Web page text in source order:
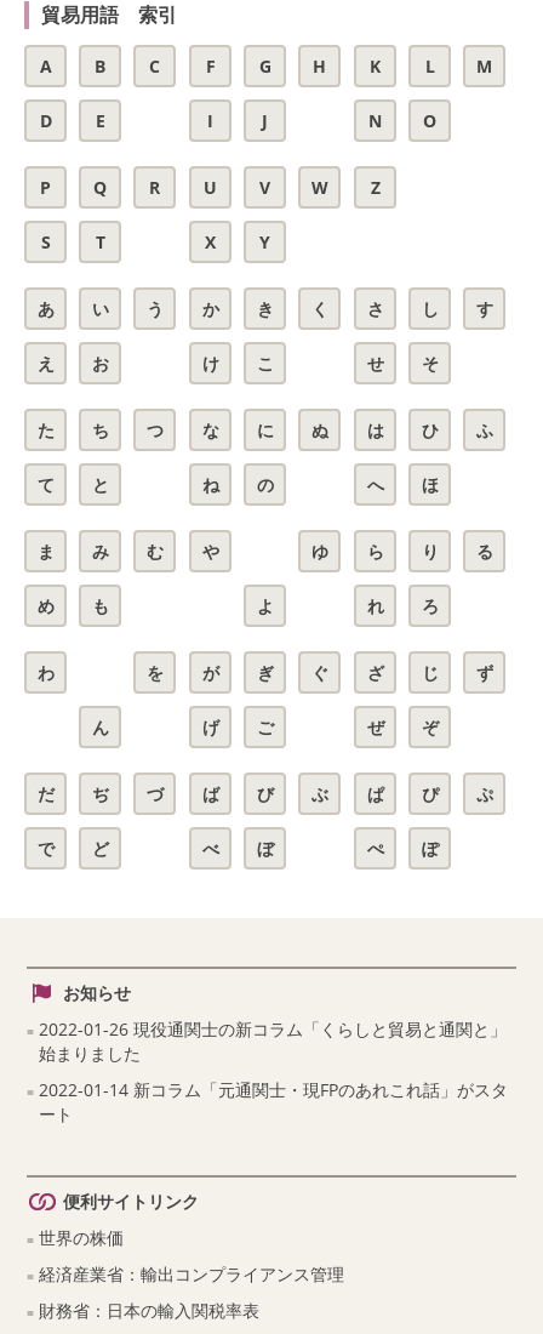
貿易用語 索引
A B C
D E
F G H
I J
K L M
N O
P Q R
S T
U V W
X Y
Z
あ い う
え お
か き く
け こ
さ し す
せ そ
た ち つ
て と
な に ぬ
ね の
は ひ ふ
へ ほ
ま み む
め も
や ゆ
よ
ら り る
れ ろ
わ を
ん
が ぎ ぐ
げ ご
ざ じ ず
ぜ ぞ
だ ぢ づ
で ど
ば び ぶ
べ ぼ
ぱ ぴ ぷ
ぺ ぽ
お知らせ
2022-01-26 現役通関士の新コラム「くらしと貿易と通関と」
始まりました
2022-01-14 新コラム「元通関士・現FPのあれこれ話」がスタ
ート
便利サイトリンク
世界の株価
経済産業省：輸出コンプライアンス管理
財務省：日本の輸入関税率表